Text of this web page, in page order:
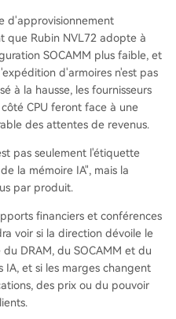
d'approvisionnement
que Rubin NVL72 adopte à
SOCAMM plus faible, et
d'armoires n'est pas
à la hausse, les fournisseurs
CPU feront face à une
des attentes de revenus.
pas seulement l'étiquette
la mémoire IA", mais la
par produit.
financiers et conférences
voir si la direction dévoile le
DRAM, du SOCAMM et du
IA, et si les marges changent
des prix ou du pouvoir